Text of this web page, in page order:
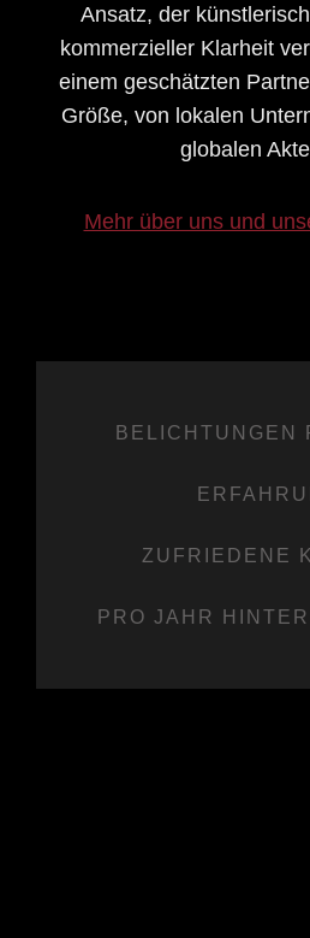
Ansatz, der
kommerzieller Klarheit
einem geschätzten
Größe, von lokalen
globalen
Mehr über uns und
BELICHTUNGEN
ZUFRIEDENE
PRO JAHR